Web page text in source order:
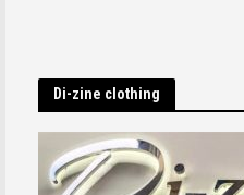
Di-zine clothing